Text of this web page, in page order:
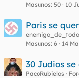
Masunos 50 10
Paris se
Masunos 6 14
30 Judios
PacoRubielos